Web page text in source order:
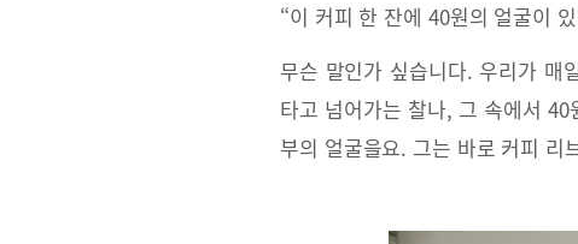
“이 커피 한 잔에 40원의 얼굴이
무슨 말인가 싶습니다. 우리가 매
타고 넘어가는 찰나, 그 속에서
부의 얼굴을요. 그는 바로 커피 리